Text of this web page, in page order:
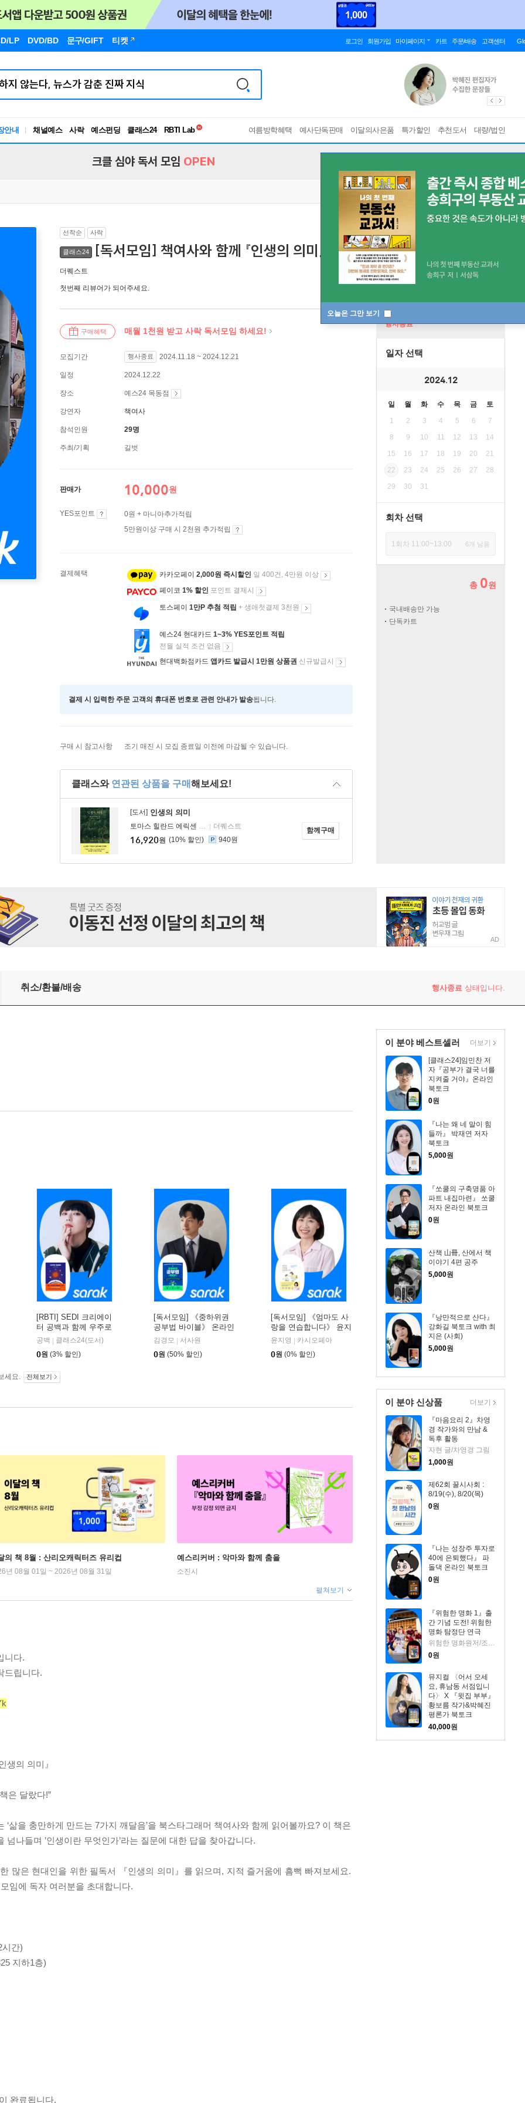
LP DVD/BD 문구/GIFT 티켓 로그인 회원가입 마이페이지 카트 주문/배송 고객센터
안내 채널예스 사락 예스펀딩 클래스24
독서유형검사
여름방학혜택 예사단독판매 이달의사은품 특가할인 추천도서 대량/법인
오늘은 그만 보기
크클 심야 독서 모임 OPEN
선착순 사락
클래스24 [독서모임] 책여사와 함께 『인생의 의미』찾기 [ 12월 22일(일) 오전 11시 ]
더퀘스트
첫번째 리뷰어가 되어주세요.
구매혜택 매월 1천원 받고 사락 독서모임 하세요!
모집기간 행사종료 2024.11.18 ~ 2024.12.21
일정 2024.12.22
장소 예스24 목동점
강연자 책여사
참석인원 29명
주최/기획 길벗
판매가 10,000원
YES포인트
0원 + 마니아추가적립
5만원이상 구매 시 2천원 추가적립
결제혜택 카카오페이 2,000원 즉시할인 일 400건, 4만원 이상
페이코 1% 할인 포인트 결제시
토스페이 1만P 추첨 적립 + 생애첫결제 3천원
예스24 현대카드 1~3% YES포인트 적립
전월 실적 조건 없음
현대백화점카드 앱카드 발급시 1만원 상품권 신규발급시
결제 시 입력한 주문 고객의 휴대폰 번호로 관련 안내가 발송됩니다.
구매 시 참고사항 조기 매진 시 모집 종료일 이전에 마감될 수 있습니다.
클래스와 연관된 상품을 구매해보세요!
[도서] 인생의 의미
토마스 힐란드 에릭센 이영래역
더퀘스트
10%
16,920원 940원
함께구매
행사종료
일자 선택
2024.12
일 월 화 수 목 금
토
1
2 3 4 5 6
7
8
9 10 11 12 13
14
15
16 17 18 19 20
21
22
23 24 25 26 27
28
29
30 31
회차 선택
1회차 11:00~13:00 6개 남음
총 0원
국내배송만 가능
단독카트
AD
취소/환불/배송 행사종료 상태입니다.
이 분야 베스트셀러
[클래스24]임민찬 저
자『공부가 결국 너를
지켜줄 거야』온라인
북토크
0원
『나는 왜 네 말이 힘
들까』 박재연 저자
북토크
5,000원
『쏘쿨의 구축명품 아
파트 내집마련』 쏘쿨
저자 온라인 북토크
0원
산책 山冊, 산에서 책
이야기 4편 공주
5,000원
『낭만적으로 산다』
강화길 북토크 with 최
지은 (사회)
5,000원
더보기
이 분야 신상품
『마음요리 2』차영
경 작가와의 만남 &
독후 활동
자현 글/차영경 그림
1,000원
제62회 꿀시사회 :
8/19(수), 8/20(목)
0원
『나는 성장주 투자로
40에 은퇴했다』 파
돌댁 온라인 북토크
0원
『위험한 명화 1』출
간 기념 도전! 위험한
명화 탐정단 연극
0원
뮤지컬 〈어서 오세
요, 휴남동 서점입니
다〉 X 『윗집 부부』
황보름 작가&박혜진
평론가 북토크
40,000원
더보기
[RBTI] SEDI 크리에이
터 공백과 함께 우주로
떠나요
공백
클래스24(도서)
0원 (3% 할인)
[독서모임] 《중하위권
공부법 바이블》 온라인
줌 강연
김경모
서사원
0원 (50% 할인)
[독서모임] 《엄마도 사
랑을 연습합니다》 윤지
영 작가 - 줌 강연
윤지영
카시오페아
0원 (0% 할인)
세요. 전체보기
의 책 8월 : 산리오캐릭터즈 유리컵
년 08월 01일 ~ 2026년 08월 31일
예스리커버 : 악마와 함께 춤을
소진시
펼쳐보기
니다.
드립니다.
생의 의미』
은 달랐다!”
삶을 충만하게 만드는 7가지 깨달음’을 북스타그래머 책여사와 함께 읽어볼까요? 이 책은
나들며 ’인생이란 무엇인가’라는 질문에 대한 답을 찾아갑니다.
많은 현대인을 위한 필독서 『인생의 의미』를 읽으며, 지적 즐거움에 흠뻑 빠져보세요.
임에 독자 여러분을 초대합니다.
시간)
지하1층)
완료됩니다.